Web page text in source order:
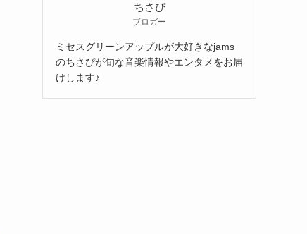
ちさぴ
ブロガー
ミセスグリーンアップルが大好きなjams
のちさぴが旬な音楽情報やエンタメをお届
けします♪